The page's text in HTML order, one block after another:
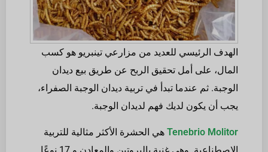
الهدف الرئيسي للعديد من مزارعي تينبريو هو كسب
المال، على أمل تحقيق الربح عن طريق بيع ديدان
الوجبة. ثم عندما تبدأ في تربية ديدان الوجبة الصفراء،
يجب أن يكون لديك فهم لديدان الوجبة.
Tenebrio Molitor هي الحشرة الأكثر مثالية للتربية